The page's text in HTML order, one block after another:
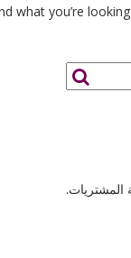
what you’re
المشتريات.